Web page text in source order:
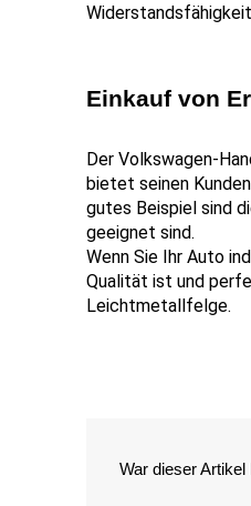
Einkauf von
Der Volkswagen-
bietet seinen
gutes Beispiel sind
geeignet sind.
Wenn Sie Ihr Auto
Qualität ist und
Leichtmetallfelge.
War dieser Artikel